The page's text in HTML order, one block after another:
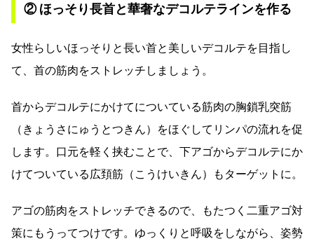
② ほっそり長首と華奢なデコルテラインを作る
女性らしいほっそりと長い首と美しいデコルテを目指し
て、首の筋肉をストレッチしましょう。
首からデコルテにかけてについている筋肉の胸鎖乳突筋
（きょうさにゅうとつきん）をほぐしてリンパの流れを促
します。口元を軽く挟むことで、下アゴからデコルテにか
けてついている広頚筋（こうけいきん）もターゲットに。
アゴの筋肉をストレッチできるので、もたつく二重アゴ対
策にもうってつけです。ゆっくりと呼吸をしながら、姿勢